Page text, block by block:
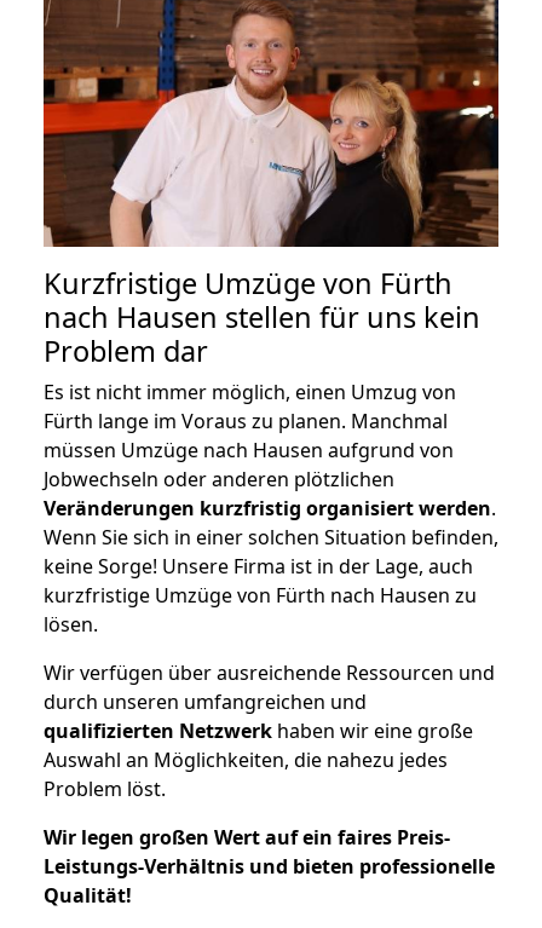
Kurzfristige Umzüge von Fürth
nach Hausen stellen für uns kein
Problem dar
Es ist nicht immer möglich, einen Umzug von
Fürth lange im Voraus zu planen. Manchmal
müssen Umzüge nach Hausen aufgrund von
Jobwechseln oder anderen plötzlichen
Veränderungen kurzfristig organisiert werden.
Wenn Sie sich in einer solchen Situation befinden,
keine Sorge! Unsere Firma ist in der Lage, auch
kurzfristige Umzüge von Fürth nach Hausen zu
lösen.
Wir verfügen über ausreichende Ressourcen und
durch unseren umfangreichen und
qualifizierten Netzwerk haben wir eine große
Auswahl an Möglichkeiten, die nahezu jedes
Problem löst.
Wir legen großen Wert auf ein faires Preis-
Leistungs-Verhältnis und bieten professionelle
Qualität!